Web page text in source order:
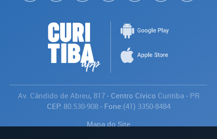
Av. Cândido de Abreu, 817- Centro Cívico Curitiba - PR
CEP: 80.530-908- Fone:(41) 3350-8484
Mapa do Site